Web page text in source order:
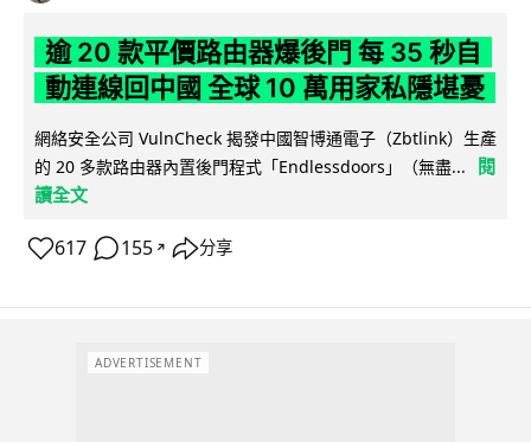
逾 20 款平價路由器爆後門 每 35 秒自
動連線回中國 全球 10 萬用家私隱堪憂
網絡安全公司 VulnCheck 揭發中國智博通電子（Zbtlink）生產
的 20 多款路由器內置後門程式「Endlessdoors」（無盡...
閱
讀全文
617 155 ↗ 分享
ADVERTISEMENT